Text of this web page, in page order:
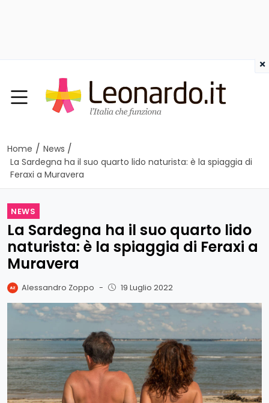
Home / News /
La Sardegna ha il suo quarto lido naturista: è la spiaggia di
Feraxi a Muravera
NEWS
La Sardegna ha il suo quarto lido
naturista: è la spiaggia di Feraxi a
Muravera
Alessandro Zoppo - 19 Luglio 2022
×